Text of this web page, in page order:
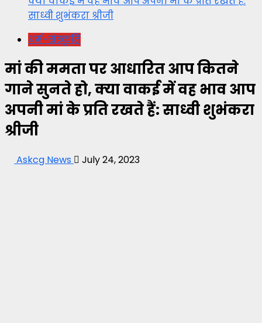
साध्वी शुभंकरा श्रीजी
धर्म-संस्कृति
मां की ममता पर आधारित आप कितने
गाने सुनते हो, क्या वाकई में वह भाव आप
अपनी मां के प्रति रखते हैं: साध्वी शुभंकरा
श्रीजी
Askcg News July 24, 2023